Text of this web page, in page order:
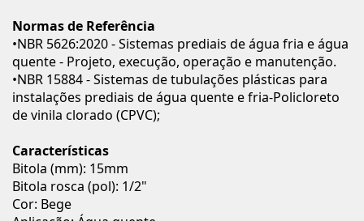
Normas de Referência
•NBR 5626:2020 - Sistemas prediais de água fria e água
quente - Projeto, execução, operação e manutenção.
•NBR 15884 - Sistemas de tubulações plásticas para
instalações prediais de água quente e fria-Policloreto
de vinila clorado (CPVC);
Características
Bitola (mm): 15mm
Bitola rosca (pol): 1/2"
Cor: Bege